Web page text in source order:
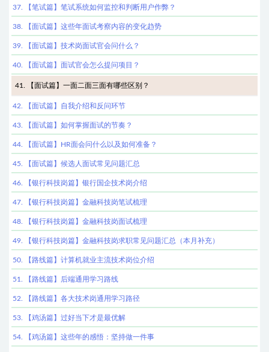
37. 【笔试篇】笔试系统如何监控和判断用户作弊？
38. 【面试篇】这些年面试考察内容的变化趋势
39. 【面试篇】技术岗面试官会问什么？
40. 【面试篇】面试官会怎么提问项目？
41. 【面试篇】一面二面三面有哪些区别？
42. 【面试篇】自我介绍和反问环节
43. 【面试篇】如何掌握面试的节奏？
44. 【面试篇】HR面会问什么以及如何准备？
45. 【面试篇】候选人面试常见问题汇总
46. 【银行科技岗篇】银行国企技术岗介绍
47. 【银行科技岗篇】金融科技岗笔试梳理
48. 【银行科技岗篇】金融科技岗面试梳理
49. 【银行科技岗篇】金融科技岗求职常见问题汇总（本月补充）
50. 【路线篇】计算机就业主流技术岗位介绍
51. 【路线篇】后端通用学习路线
52. 【路线篇】各大技术岗通用学习路径
53. 【鸡汤篇】过好当下才是最优解
54. 【鸡汤篇】这些年的感悟：坚持做一件事